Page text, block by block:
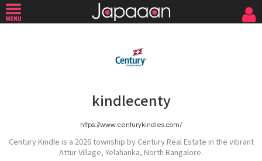
kindlecenty
https://www.centurykindles.com/
Century Kindle is a 2026 township by Century Real Estate in the vibrant
Attur Village, Yelahanka, North Bangalore.